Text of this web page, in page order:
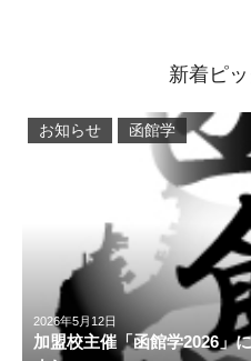
新着ピ
2026年5月12日
加盟校主催「函館学2026」
お知らせ 函館学